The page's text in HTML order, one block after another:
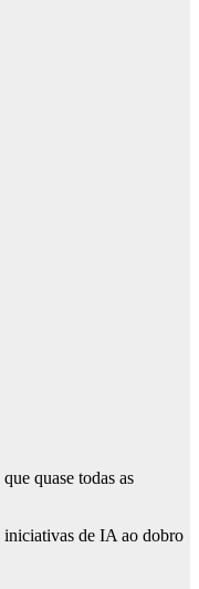
quase todas as
iniciativas de IA ao dobro